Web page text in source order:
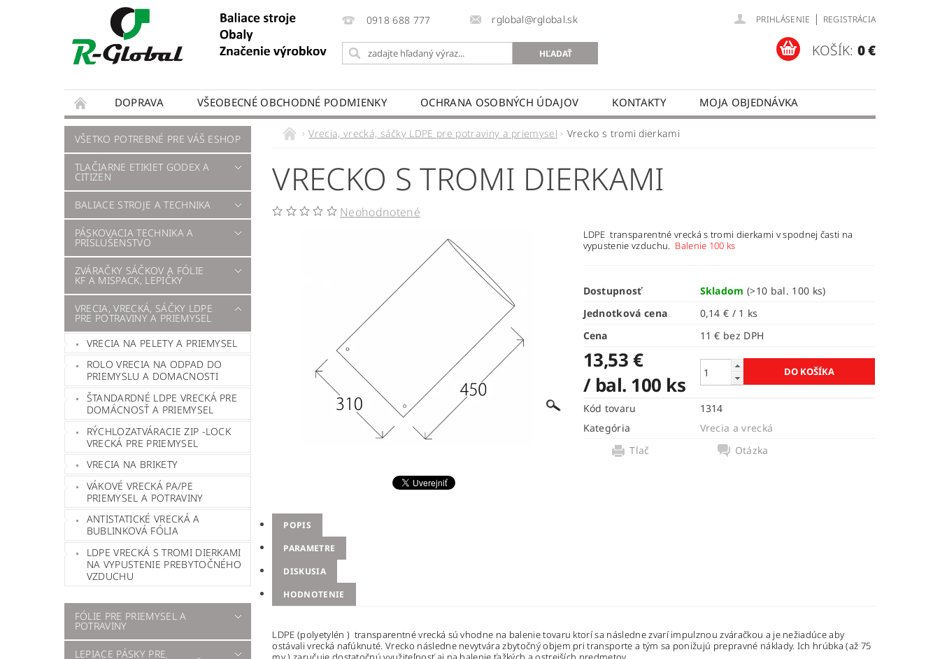
0918 688 777 rglobal@rglobal.sk PRIHLÁSENIE | REGISTRÁCIA
KOŠÍK: 0 €
DOPRAVA VŠEOBECNÉ OBCHODNÉ PODMIENKY OCHRANA OSOBNÝCH ÚDAJOV KONTAKTY MOJA OBJEDNÁVKA
VŠETKO POTREBNÉ PRE VÁŠ ESHOP
TLAČIARNE ETIKIET GODEX A
CITIZEN
BALIACE STROJE A TECHNIKA
PÁSKOVACIA TECHNIKA A
PRÍSLUŠENSTVO
ZVÁRAČKY SÁČKOV A FÓLIE
KF A MISPACK, LEPIČKY
VRECIA, VRECKÁ, SÁČKY LDPE
PRE POTRAVINY A PRIEMYSEL
VRECIA NA PELETY A PRIEMYSEL
ROLO VRECIA NA ODPAD DO
PRIEMYSLU A DOMACNOSTI
ŠTANDARDNÉ LDPE VRECKÁ PRE
DOMÁCNOSŤ A PRIEMYSEL
RÝCHLOZATVÁRACIE ZIP -LOCK
VRECKÁ PRE PRIEMYSEL
VRECIA NA BRIKETY
VÁKOVÉ VRECKÁ PA/PE
PRIEMYSEL A POTRAVINY
ANTISTATICKÉ VRECKÁ A
BUBLINKOVÁ FÓLIA
LDPE VRECKÁ S TROMI DIERKAMI
NA VYPUSTENIE PREBYTOČNÉHO
VZDUCHU
FÓLIE PRE PRIEMYSEL A
POTRAVINY
LEPIACE PÁSKY PRE
Vrecia, vrecká, sáčky LDPE pre potraviny a priemysel Vrecko s tromi dierkami
VRECKO S TROMI DIERKAMI
Neohodnotené
LDPE transparentné vrecká s tromi dierkami v spodnej časti na
vypustenie vzduchu. Balenie 100 ks
Dostupnosť Skladom(>10 bal. 100 ks)
Jednotková cena
0,14 € / 1 ks
Cena
11 € bez DPH
13,53 €
/ bal. 100 ks
Kód tovaru
1314
Kategória
Vrecia a vrecká
Tlač
Otázka
POPIS
PARAMETRE
DISKUSIA
HODNOTENIE
LDPE (polyetylén ) transparentné vrecká sú vhodne na balenie tovaru ktorí sa následne zvarí impulznou zváračkou a je nežiadúce aby
ostávali vrecká nafúknuté. Vrecko následne nevytvára zbytočný objem pri transporte a tým sa ponižujú prepravné náklady. Ich hrúbka (až 75